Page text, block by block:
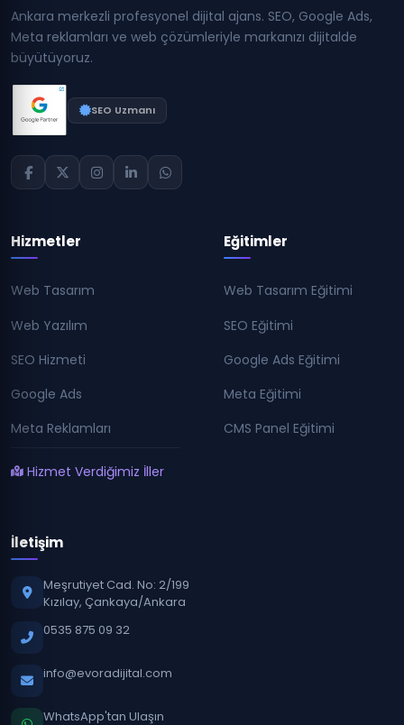
Ankara merkezli profesyonel dijital ajans. SEO, Google Ads,
Meta reklamları ve web çözümleriyle markanızı dijitalde
büyütüyoruz.
SEO Uzmanı
Hizmetler
Web Tasarım
Web Yazılım
SEO Hizmeti
Google Ads
Meta Reklamları
Hizmet Verdiğimiz İller
Eğitimler
Web Tasarım Eğitimi
SEO Eğitimi
Google Ads Eğitimi
Meta Eğitimi
CMS Panel Eğitimi
İletişim
Meşrutiyet Cad. No: 2/199
Kızılay, Çankaya/Ankara
0535 875 09 32
info@evoradijital.com
WhatsApp'tan Ulaşın